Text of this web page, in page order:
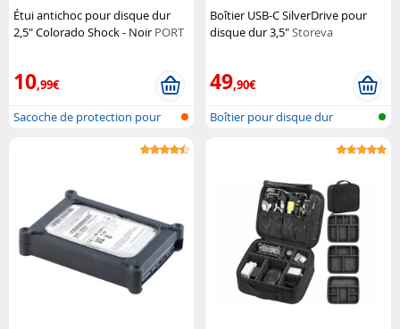
Étui antichoc pour disque dur
2,5" Colorado Shock - Noir PORT
10,99€
Sacoche de protection pour
Boîtier USB-C SilverDrive pour
disque dur 3,5"Storeva
49,90€
Boîtier pour disque dur